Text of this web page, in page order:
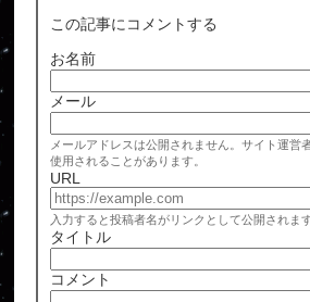
この記事にコメントする
お名前
メール
メールアドレスは公開されません。サイト運営
使用されることがあります。
URL
入力すると投稿者名がリンクとして公開されます
タイトル
コメント